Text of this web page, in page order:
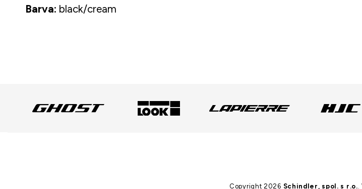
Barva: black/cream
Copyright 2026 Schindler, spol. s r.o.